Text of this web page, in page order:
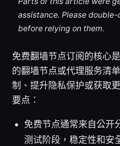
assistance. Please
before relying on them.
免费翻墙节点订阅的核心
的翻墙节点或代理服务清
制、提升隐私保护或获取
要点：
免费节点通常来自公开
测试阶段，稳定性和安